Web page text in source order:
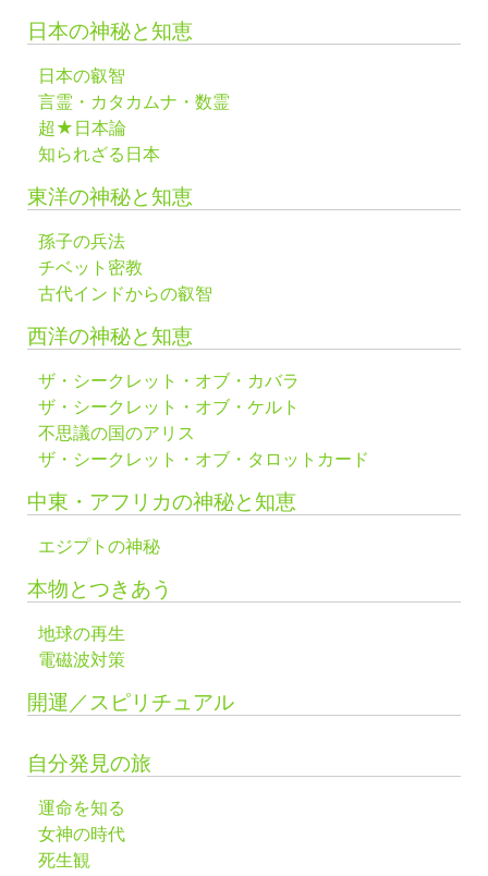
日本の神秘と知恵
日本の叡智
言霊・カタカムナ・数霊
超★日本論
知られざる日本
東洋の神秘と知恵
孫子の兵法
チベット密教
古代インドからの叡智
西洋の神秘と知恵
ザ・シークレット・オブ・カバラ
ザ・シークレット・オブ・ケルト
不思議の国のアリス
ザ・シークレット・オブ・タロットカード
中東・アフリカの神秘と知恵
エジプトの神秘
本物とつきあう
地球の再生
電磁波対策
開運／スピリチュアル
自分発見の旅
運命を知る
女神の時代
死生観